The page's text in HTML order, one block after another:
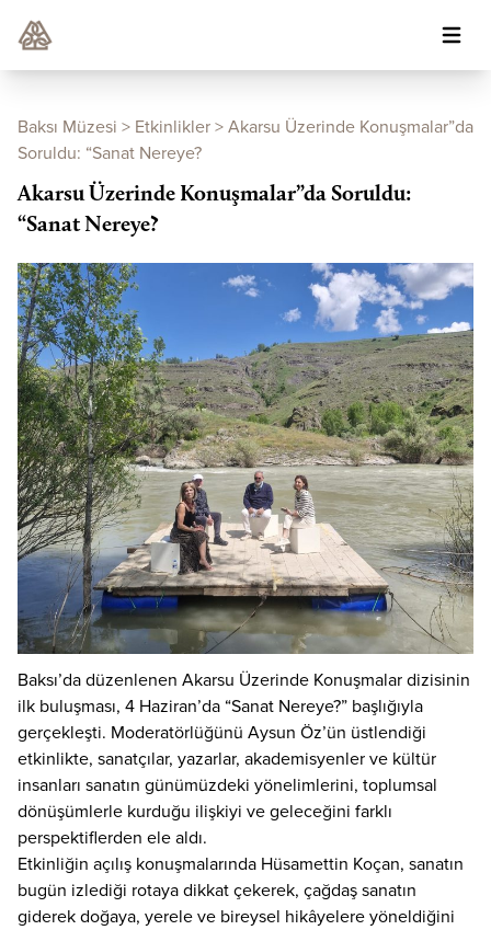
Baksı Müzesi > Etkinlikler > Akarsu Üzerinde Konuşmalar”da
Soruldu: “Sanat Nereye?
Akarsu Üzerinde Konuşmalar”da Soruldu:
“Sanat Nereye?
Baksı’da düzenlenen Akarsu Üzerinde Konuşmalar dizisinin
ilk buluşması, 4 Haziran’da “Sanat Nereye?” başlığıyla
gerçekleşti. Moderatörlüğünü Aysun Öz’ün üstlendiği
etkinlikte, sanatçılar, yazarlar, akademisyenler ve kültür
insanları sanatın günümüzdeki yönelimlerini, toplumsal
dönüşümlerle kurduğu ilişkiyi ve geleceğini farklı
perspektiflerden ele aldı.
Etkinliğin açılış konuşmalarında Hüsamettin Koçan, sanatın
bugün izlediği rotaya dikkat çekerek, çağdaş sanatın
giderek doğaya, yerele ve bireysel hikâyelere yöneldiğini